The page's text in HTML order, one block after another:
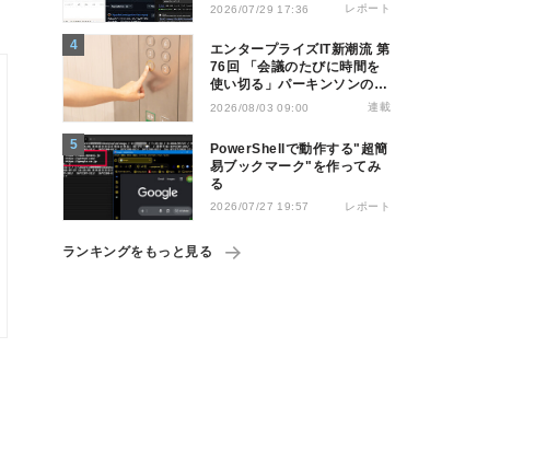
2026/07/29 17:36 レポート
エンタープライズIT新潮流 第
76回 「会議のたびに時間を
使い切る」パーキンソンの法
則を打破する処方箋
2026/08/03 09:00 連載
PowerShellで動作する"超簡
易ブックマーク"を作ってみ
る
2026/07/27 19:57 レポート
ランキングをもっと見る